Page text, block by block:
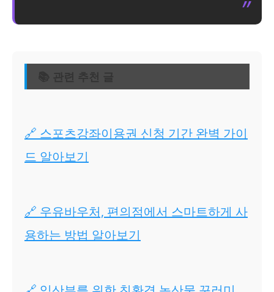
📚 관련 추천 글
🔗 스포츠강좌이용권 신청 기간 완벽 가이
드 알아보기
🔗 우유바우처, 편의점에서 스마트하게 사
용하는 방법 알아보기